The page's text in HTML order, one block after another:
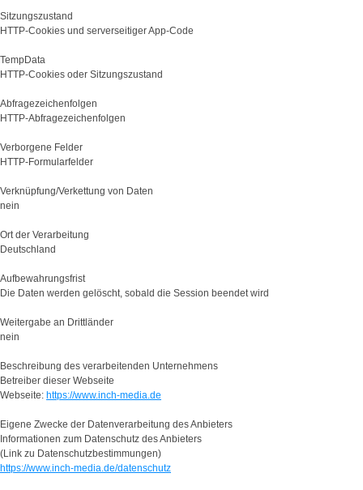
Sitzungszustand
HTTP-Cookies und serverseitiger App-Code
TempData
HTTP-Cookies oder Sitzungszustand
Abfragezeichenfolgen
HTTP-Abfragezeichenfolgen
Verborgene Felder
HTTP-Formularfelder
Verknüpfung/Verkettung von Daten
nein
Ort der Verarbeitung
Deutschland
Aufbewahrungsfrist
Die Daten werden gelöscht, sobald die Session beendet wird
Weitergabe an Drittländer
nein
Beschreibung des verarbeitenden Unternehmens
Betreiber dieser Webseite
Webseite: https://www.inch-media.de
Eigene Zwecke der Datenverarbeitung des Anbieters
Informationen zum Datenschutz des Anbieters
(Link zu Datenschutzbestimmungen)
https://www.inch-media.de/datenschutz